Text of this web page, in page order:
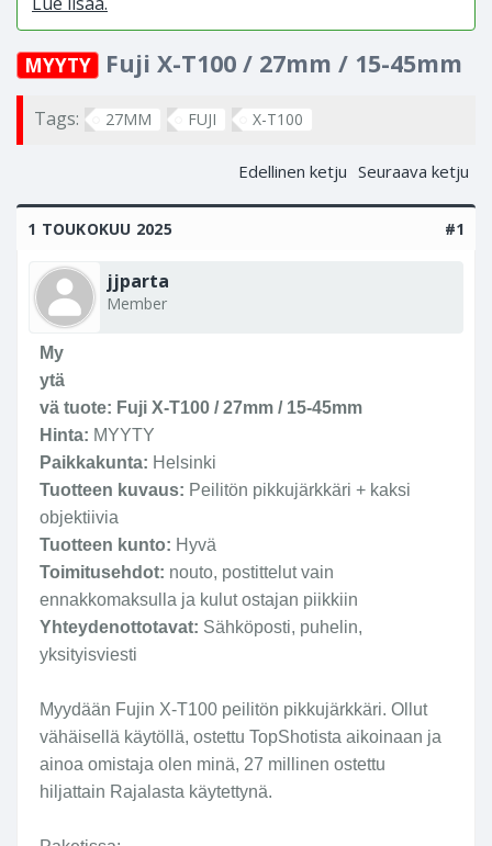
MYYTY Fuji X-T100 / 27mm / 15-45mm
Tags: 27MM FUJI X-T100
Edellinen ketju Seuraava ketju
1 TOUKOKUU 2025 #1
jjparta
Member
My
ytä
vä tuote: Fuji X-T100 / 27mm / 15-45mm
Hinta: MYYTY
Paikkakunta: Helsinki
Tuotteen kuvaus: Peilitön pikkujärkkäri + kaksi
objektiivia
Tuotteen kunto: Hyvä
Toimitusehdot: nouto, postittelut vain
ennakkomaksulla ja kulut ostajan piikkiin
Yhteydenottotavat: Sähköposti, puhelin,
yksityisviesti
Myydään Fujin X-T100 peilitön pikkujärkkäri. Ollut
vähäisellä käytöllä, ostettu TopShotista aikoinaan ja
ainoa omistaja olen minä, 27 millinen ostettu
hiljattain Rajalasta käytettynä.